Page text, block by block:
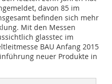
davon 85 im
befinden sich mehr
Mit den Messen
glasstec im
BAU Anfang 2015
neuer Produkte in